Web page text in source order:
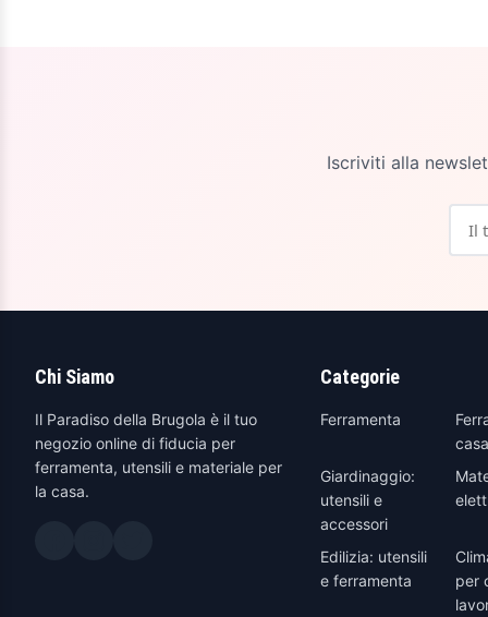
Iscriviti alla
Chi Siamo
Il Paradiso della Brugola è il tuo
negozio online di fiducia per
ferramenta, utensili e materiale per
la casa.
Categorie
Ferramenta
Giardinaggio:
utensili e
accessori
Edilizia: utensili
e ferramenta
per